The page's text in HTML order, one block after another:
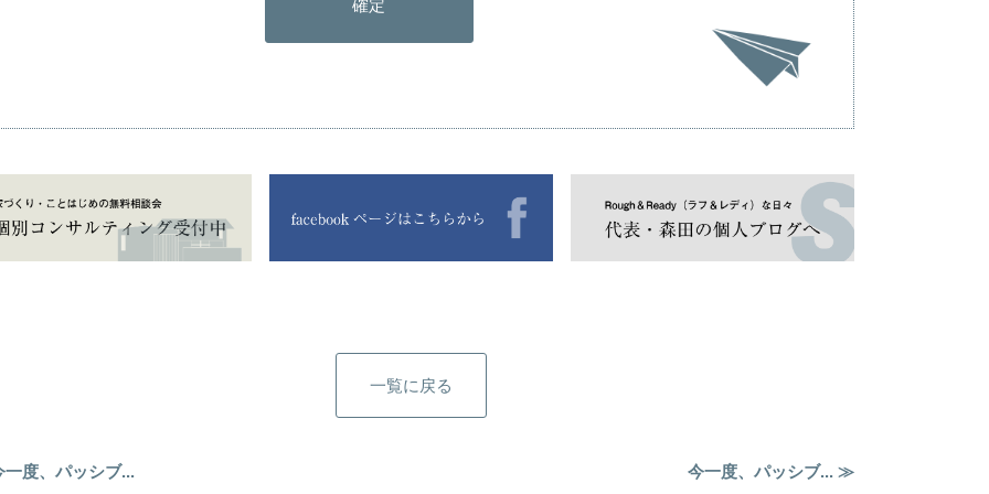
一覧に戻る
度、パッシブ... 今一度、パッシブ... ≫